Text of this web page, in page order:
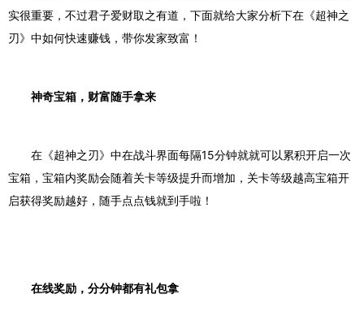
实很重要，不过君子爱财取之有道，下面就给大家分析下在《超神之
刃》中如何快速赚钱，带你发家致富！
神奇宝箱，财富随手拿来
在《超神之刃》中在战斗界面每隔15分钟就就可以累积开启一次
宝箱，宝箱内奖励会随着关卡等级提升而增加，关卡等级越高宝箱开
启获得奖励越好，随手点点钱就到手啦！
在线奖励，分分钟都有礼包拿